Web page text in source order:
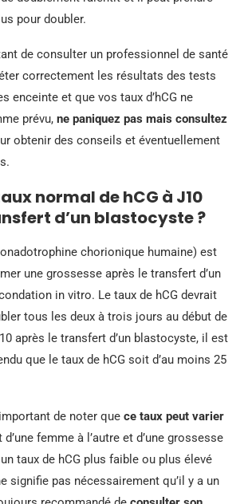
pour doubler.
de consulter un professionnel de santé
correctement les résultats des tests
enceinte et que vos taux d’hCG ne
prévu, ne paniquez pas mais consultez
obtenir des conseils et éventuellement
normal de hCG à J10
d’un blastocyste ?
chorionique humaine) est
une grossesse après le transfert d’un
in vitro. Le taux de hCG devrait
tous les deux à trois jours au début de
après le transfert d’un blastocyste, il est
que le taux de hCG soit d’au moins 25
de noter que ce taux peut varier
femme à l’autre et d’une grossesse
taux de hCG plus faible ou plus élevé
signifie pas nécessairement qu’il y a un